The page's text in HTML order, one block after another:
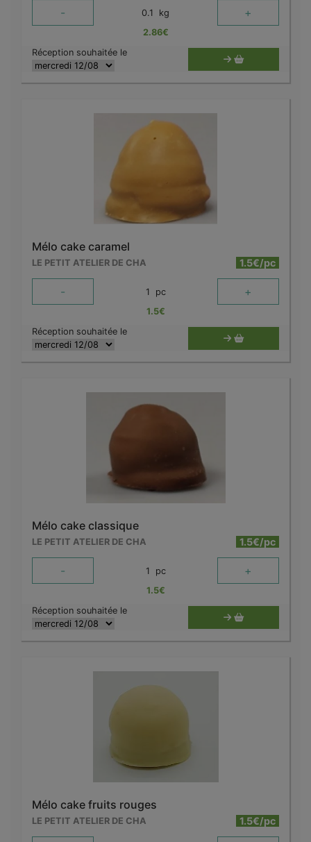
- 0.1 kg +
2.86€
Réception souhaitée le
Mélo cake caramel
LE PETIT ATELIER DE CHA 1.5€/pc
- 1 pc +
1.5€
Réception souhaitée le
Mélo cake classique
LE PETIT ATELIER DE CHA 1.5€/pc
- 1 pc +
1.5€
Réception souhaitée le
Mélo cake fruits rouges
LE PETIT ATELIER DE CHA 1.5€/pc